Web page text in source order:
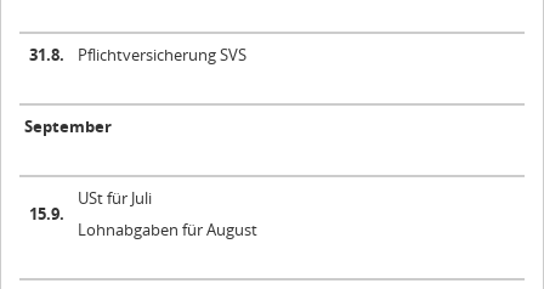
31.8. Pflichtversicherung SVS
September
15.9.
USt für Juli
Lohnabgaben für August